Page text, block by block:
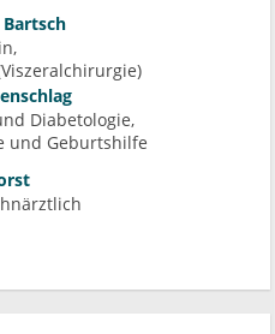
Diabetologie
und Geburtshilfe